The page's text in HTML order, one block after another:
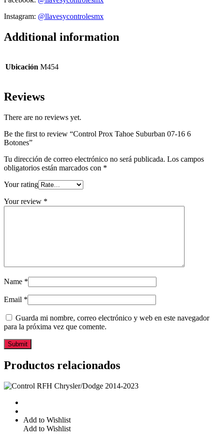
Instagram: @llavesycontrolesmx
Additional information
Ubicación M454
Reviews
There are no reviews yet.
Be the first to review “Control Prox Tahoe Suburban 07-16 6
Botones”
Tu dirección de correo electrónico no será publicada. Los campos
obligatorios están marcados con *
Your rating
Your review *
Name *
Email *
Guarda mi nombre, correo electrónico y web en este navegador
para la próxima vez que comente.
Productos relacionados
Add to Wishlist
Add to Wishlist